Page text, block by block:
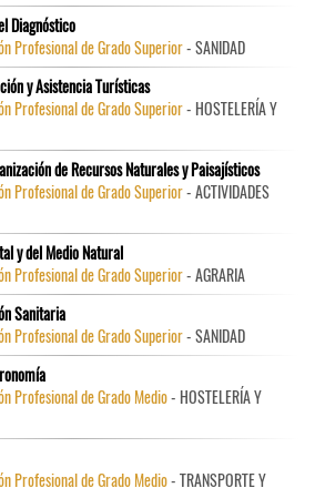
Diagnóstico
Profesional de Grado Superior- SANIDAD
y Asistencia Turísticas
Profesional de Grado Superior- HOSTELERÍA Y
de Recursos Naturales y Paisajísticos
Profesional de Grado Superior- ACTIVIDADES
y del Medio Natural
Profesional de Grado Superior- AGRARIA
Sanitaria
Profesional de Grado Superior- SANIDAD
Profesional de Grado Medio- HOSTELERÍA Y
Profesional de Grado Medio- TRANSPORTE Y